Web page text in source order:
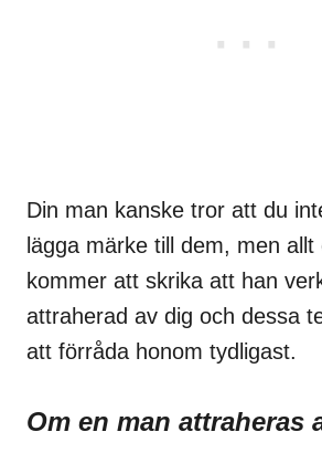
Din man kanske tror att du
lägga märke till dem, men allt
kommer att skrika att han
attraherad av dig och dessa
att förråda honom tydligast.
Om en man attraheras